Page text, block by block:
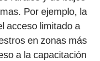
Por ejemplo, la
acceso limitado a
en zonas más
a la capacitación